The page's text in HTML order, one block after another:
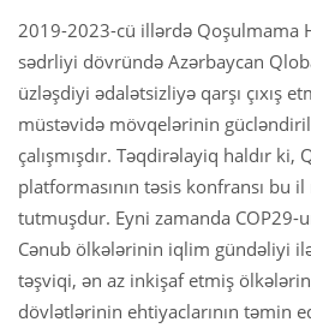
2019-2023-cü illərdə Qoşulmama
sədrliyi dövründə Azərbaycan
üzləşdiyi ədalətsizliyə qarşı çıxış
müstəvidə mövqelərinin
çalışmışdır. Təqdirəlayiq haldır ki,
platformasının təsis konfransı bu il
tutmuşdur. Eyni zamanda COP29-
Cənub ölkələrinin iqlim gündəliyi ilə
təşviqi, ən az inkişaf etmiş
dövlətlərinin ehtiyaclarının təmin